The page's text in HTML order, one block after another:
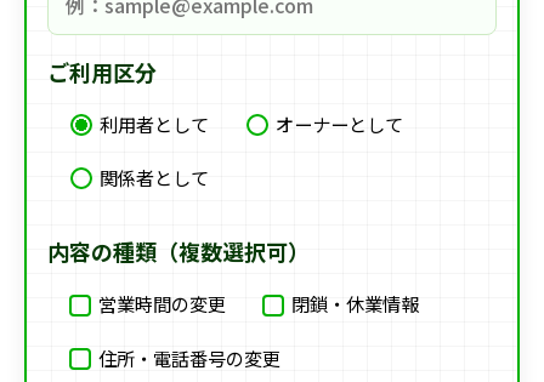
ご利用区分
利用者として
オーナーとして
関係者として
内容の種類（複数選択可）
営業時間の変更 閉鎖・休業情報
住所・電話番号の変更